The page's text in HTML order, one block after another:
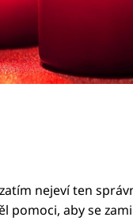
nejeví ten
pomoci, aby se